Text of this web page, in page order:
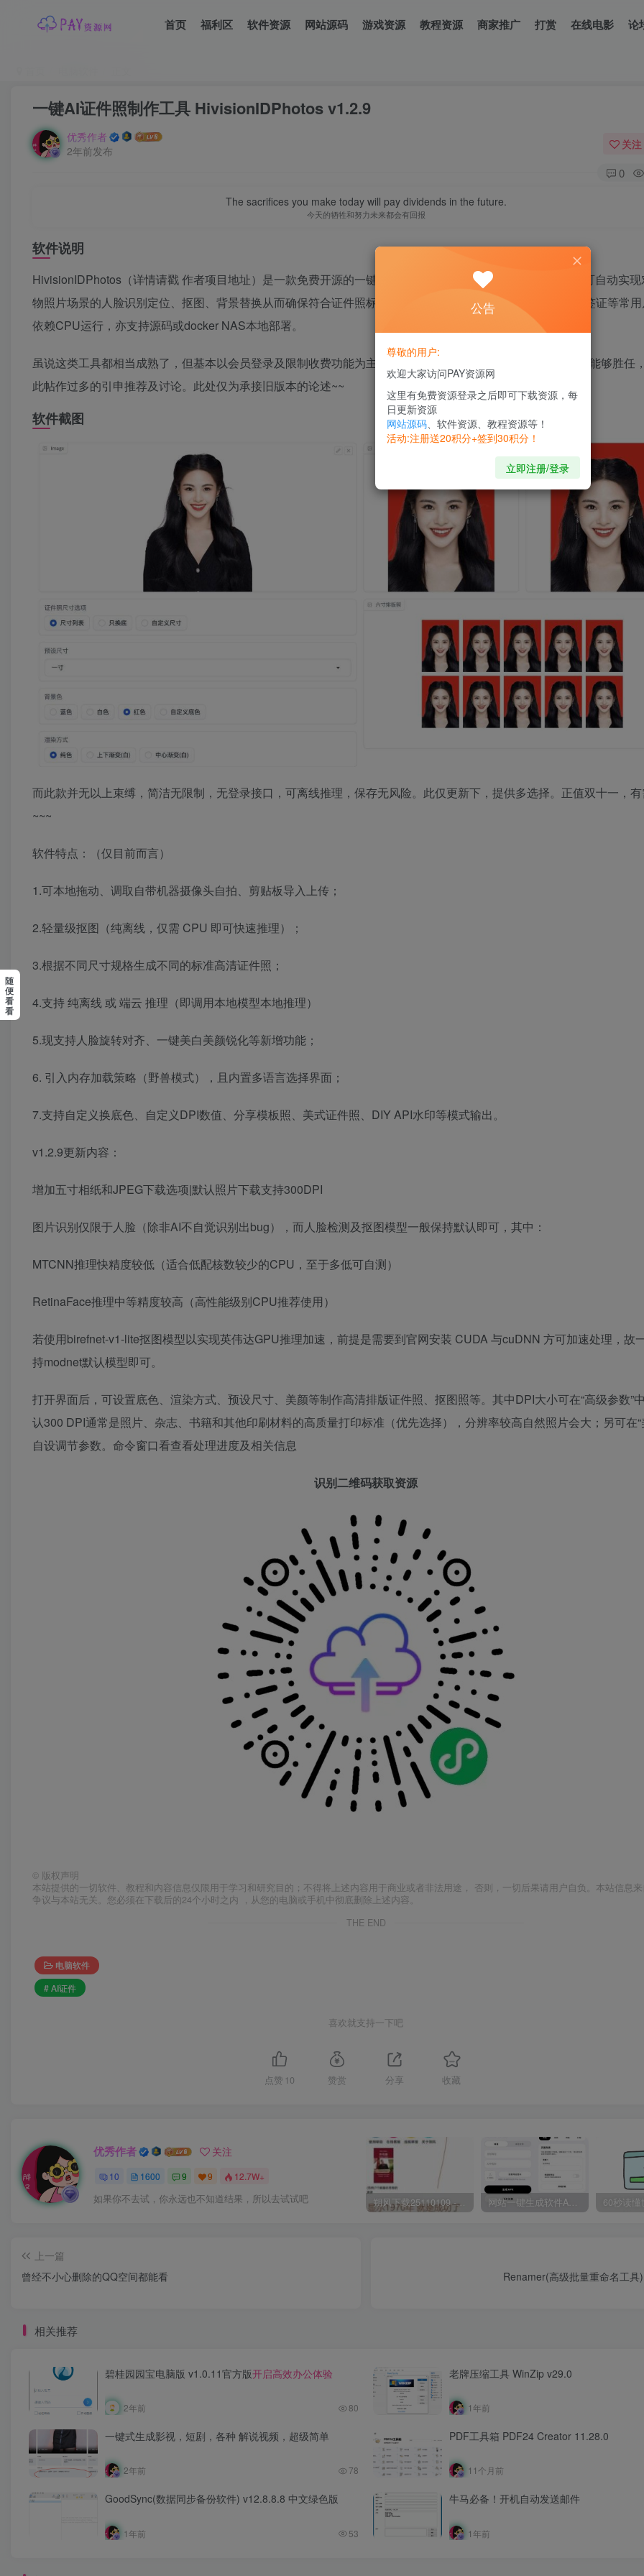
首页 福利区 软件资源 网站源码 游戏资源 教程资源 商家推广 打赏 在线电影 论
一键AI证件照制作工具 HivisionIDPhotos v1.2.9
优秀作者
2年前发布
关注
0
The sacrifices you make today will pay dividends in the future.
今天的牺牲和努力未来都会有回报
软件说明
HivisionIDPhotos（详情请戳 作者项目地址）是一款免费开源的一键
照制作的软件，采用python开发，可自动实
物照片场景的人脸识别定位、抠图、背景替换从而确保符合证件照标准，涵盖（大小）一二、五寸、驾驶证、签证等常
依赖CPU运行，亦支持源码或docker NAS本地部署。
虽说这类工具都相当成熟了，但基本以会员登录及限制收费功能为主，简直ex且体验极差。当然某些PS插件也能够胜任
此帖作过多的引申推荐及讨论。此处仅为承接旧版本的论述~~
软件截图
而此款并无以上束缚，简洁无限制，无登录接口，可离线推理，保存无风险。此仅更新下，提供多选择。正值双十一，
~~~
软件特点：（仅目前而言）
1.可本地拖动、调取自带机器摄像头自拍、剪贴板导入上传；
2.轻量级抠图（纯离线，仅需 CPU 即可快速推理）；
3.根据不同尺寸规格生成不同的标准高清证件照；
4.支持 纯离线 或 端云 推理（即调用本地模型本地推理）
5.现支持人脸旋转对齐、一键美白美颜锐化等新增功能；
6. 引入内存加载策略（野兽模式），且内置多语言选择界面；
7.支持自定义换底色、自定义DPI数值、分享模板照、美式证件照、DIY API水印等模式输出。
v1.2.9更新内容：
增加五寸相纸和JPEG下载选项|默认照片下载支持300DPI
图片识别仅限于人脸（除非AI不自觉识别出bug），而人脸检测及抠图模型一般保持默认即可，其中：
MTCNN推理快精度较低（适合低配核数较少的CPU，至于多低可自测）
RetinaFace推理中等精度较高（高性能级别CPU推荐使用）
若使用birefnet-v1-lite抠图模型以实现英伟达GPU推理加速，前提是需要到官网安装 CUDA 与cuDNN 方可加速处理，故
持modnet默认模型即可。
打开界面后，可设置底色、渲染方式、预设尺寸、美颜等制作高清排版证件照、抠图照等。其中DPI大小可在“高级参数”
认300 DPI通常是照片、杂志、书籍和其他印刷材料的高质量打印标准（优先选择），分辨率较高自然照片会大；另可在“
自设调节参数。命令窗口看查看处理进度及相关信息
识别二维码获取资源
© 版权声明
本站提供的一切软件、教程和内容信息仅限用于学习和研究目的；不得将上述内容用于商业或者非法用途， 否则，一切后果请用户自负。本站信息
争议与本站无关。您必须在下载后的24个小时之内 ，从您的电脑或手机中彻底删除上述内容。
THE END
电脑软件
# AI证件
喜欢就支持一下吧
点赞 10 赞赏 分享 收藏
优秀作者 关注
10 1600 9 9 12.7W+
如果你不去试，你永远也不知道结果，所以去试试吧 朔风下载25110109 -磁力下载神器-去VIP限制版本
上一篇
曾经不小心删除的QQ空间都能看
Renamer(高级批量重命名工
相关推荐
碧桂园园宝电脑版 v1.0.11官方版开启高效办公体验
2年前 80
老牌压缩工具 WinZip v29.0
1年前
一键式生成影视，短剧，各种 解说视频，超级简单
2年前 78
PDF工具箱 PDF24 Creator 11.28.0
11个月前
GoodSync(数据同步备份软件) v12.8.8.8 中文绿色版
1年前 53
牛马必备！开机自动发送邮件
1年前
随
便
看
看
公告
尊敬的用户:
欢迎大家访问PAY资源网
这里有免费资源登录之后即可下载资源，每
日更新资源
网站源码、软件资源、教程资源等！
活动:注册送20积分+签到30积分！
立即注册/登录